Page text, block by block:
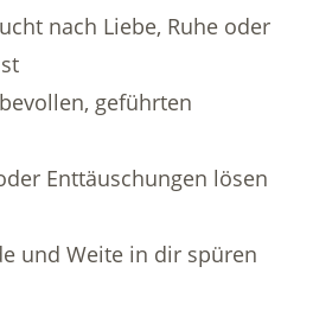
nach Liebe, Ruhe oder
geführten
Enttäuschungen lösen
und Weite in dir spüren